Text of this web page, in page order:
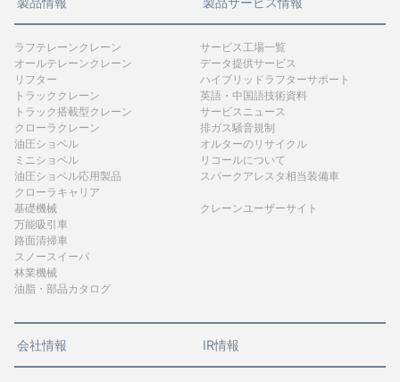
ラフテレーンクレーン
オールテレーンクレーン
リフター
トラッククレーン
トラック搭載型クレーン
クローラクレーン
油圧ショベル
ミニショベル
油圧ショベル応用製品
クローラキャリア
基礎機械
万能吸引車
路面清掃車
スノースイーパ
林業機械
油脂・部品カタログ
サービス工場一覧
データ提供サービス
ハイブリッドラフターサポート
英語・中国語技術資料
サービスニュース
排ガス騒音規制
オルターのリサイクル
リコールについて
スパークアレスタ相当装備車
クレーンユーザーサイト
会社情報 IR情報